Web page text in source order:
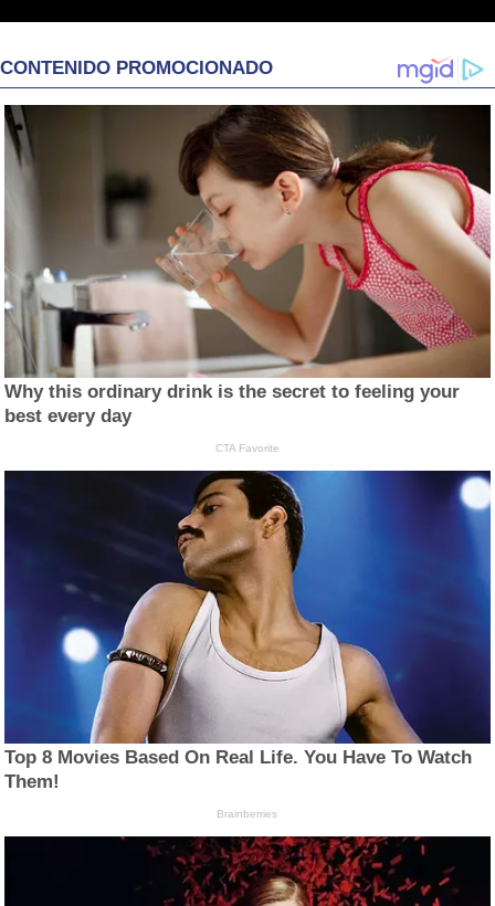
CONTENIDO PROMOCIONADO
Why this ordinary drink is the secret to feeling your
best every day
CTA Favorite
Top 8 Movies Based On Real Life. You Have To Watch
Them!
Brainberries